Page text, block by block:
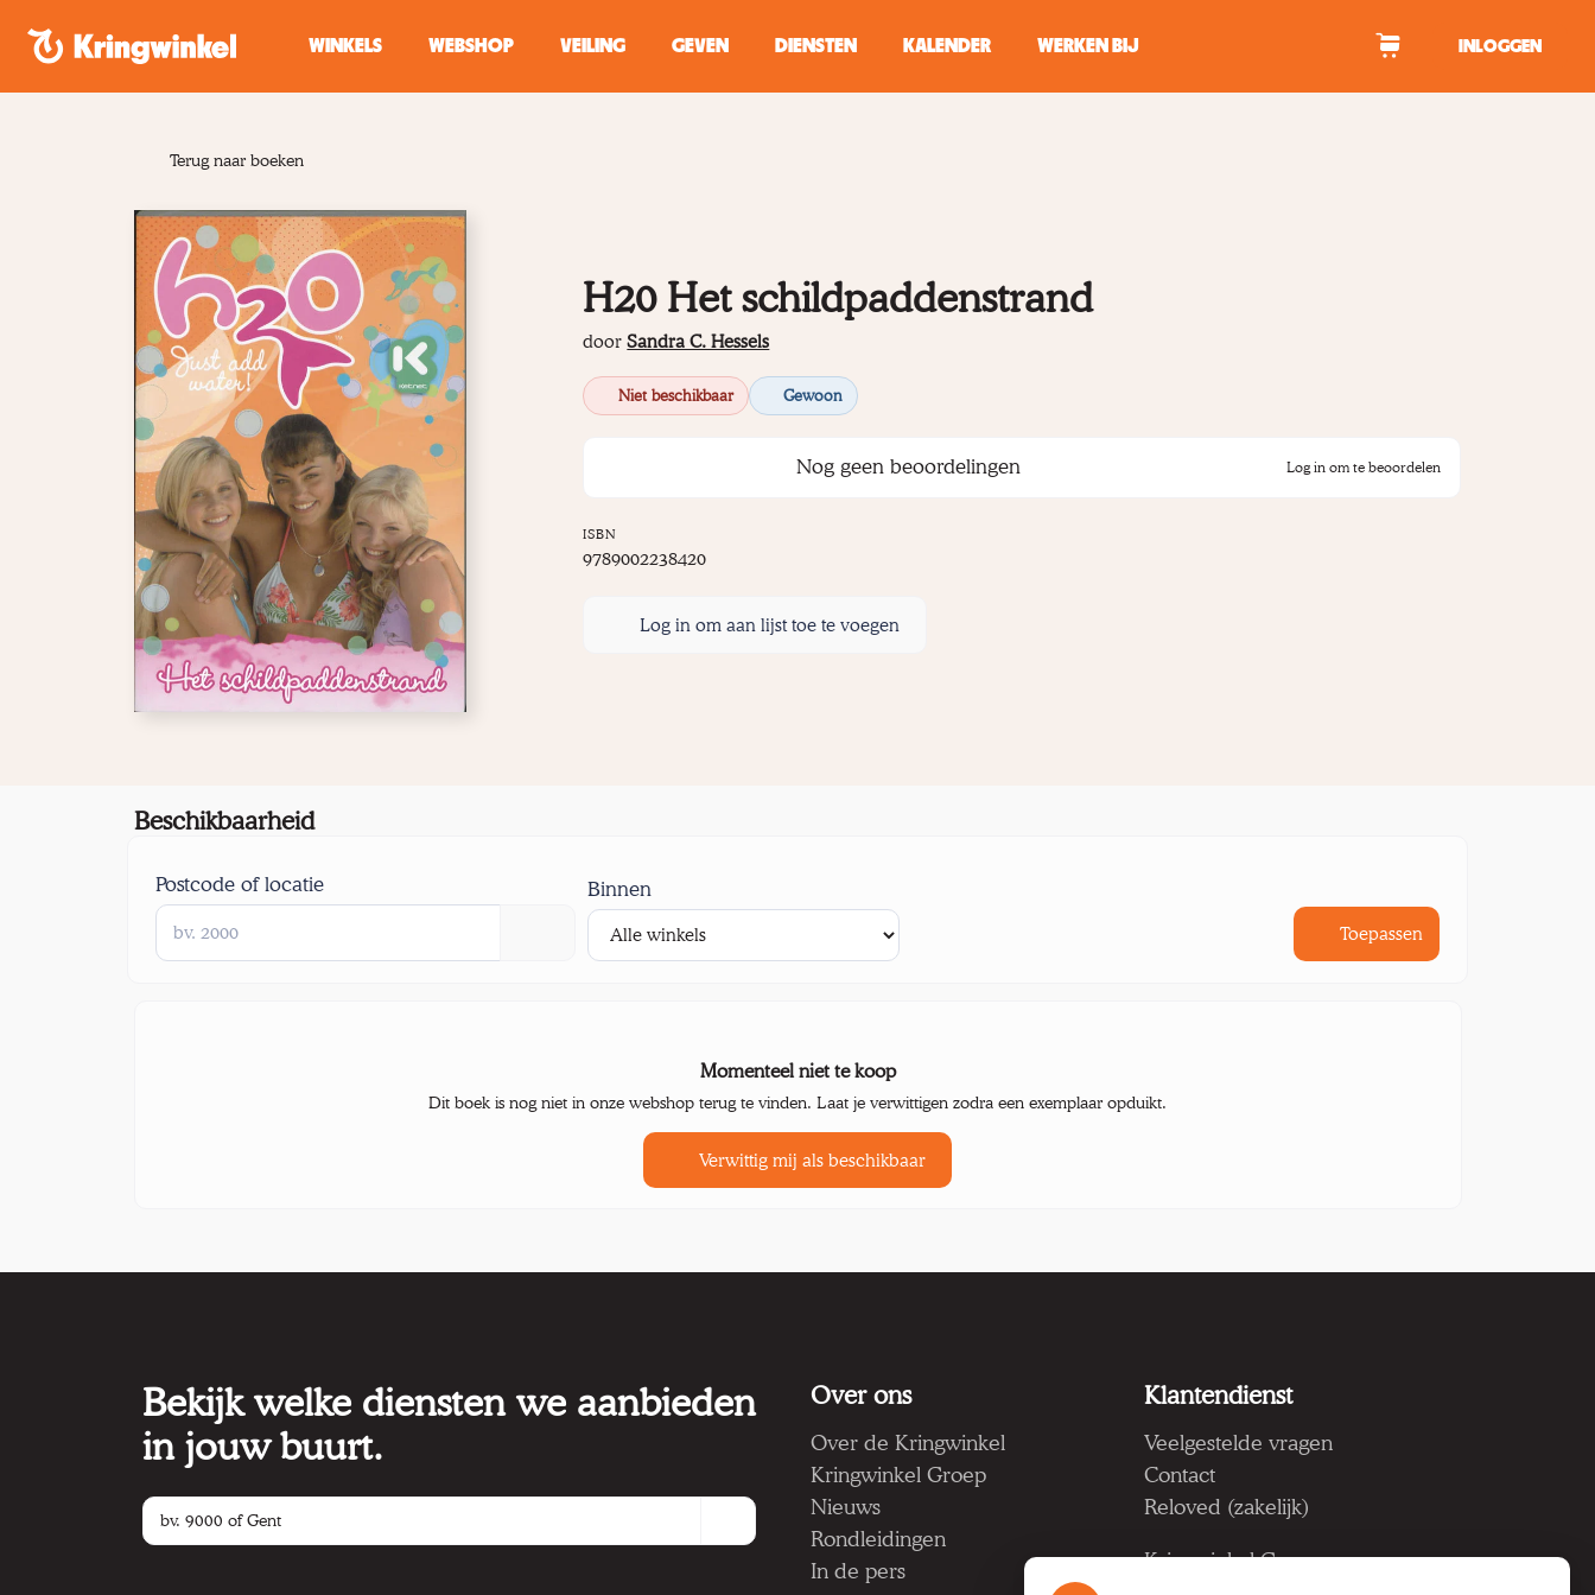
WINKELS
WEBSHOP VEILING GEVEN DIENSTEN KALENDER WERKEN BIJ INLOGGEN
Terug naar boeken
H20 Het schildpaddenstrand
doorSandra C. Hessels
Niet beschikbaar Gewoon
Nog geen beoordelingen Log in om te beoordelen
ISBN
9789002238420
Log in om aan lijst toe te voegen
Beschikbaarheid
Postcode of locatie Binnen
Toepassen
Momenteel niet te koop
Dit boek is nog niet in onze webshop terug te vinden. Laat je verwittigen zodra een exemplaar opduikt.
Verwittig mij als beschikbaar
Bekijk welke diensten we aanbieden
in jouw buurt.
Over ons
Over de Kringwinkel
Kringwinkel Groep
Nieuws
Rondleidingen
In de pers
Klantendienst
Veelgestelde vragen
Contact
Reloved (zakelijk)
Kringwinkel Groep vzw